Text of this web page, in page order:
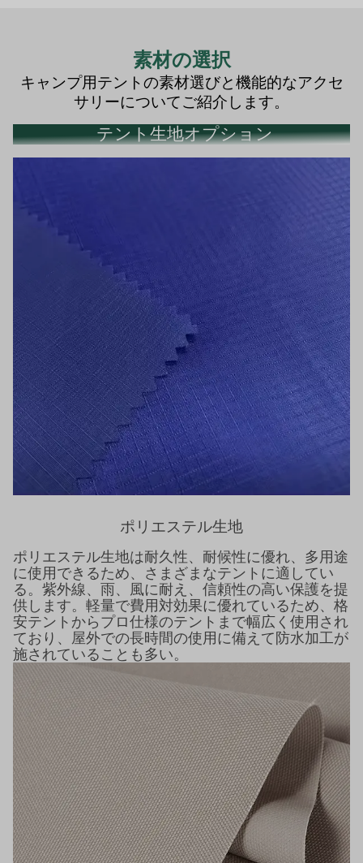
素材の選択
キャンプ用テントの素材選びと機能的なアクセ
サリーについてご紹介します。
テント生地オプション
ポリエステル生地
ポリエステル生地は耐久性、耐候性に優れ、多用途
に使用できるため、さまざまなテントに適してい
る。紫外線、雨、風に耐え、信頼性の高い保護を提
供します。軽量で費用対効果に優れているため、格
安テントからプロ仕様のテントまで幅広く使用され
ており、屋外での長時間の使用に備えて防水加工が
施されていることも多い。